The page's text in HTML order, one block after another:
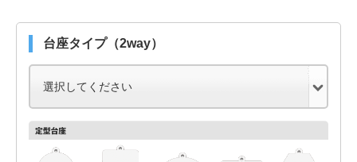
台座タイプ（2way）